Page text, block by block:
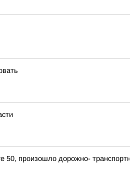
произошло дорожно-